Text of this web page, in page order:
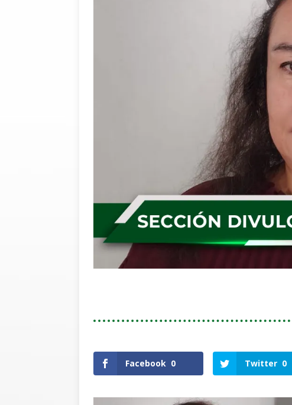
Facebook 0 Twitter 0